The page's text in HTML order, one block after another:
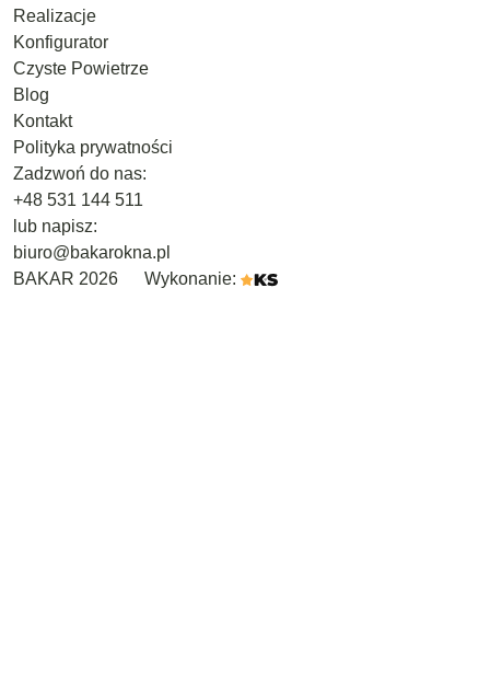
Realizacje
Konfigurator
Czyste Powietrze
Blog
Kontakt
Polityka prywatności
Zadzwoń do nas:
+48 531 144 511
lub napisz:
biuro@bakarokna.pl
BAKAR 2026
Wykonanie: